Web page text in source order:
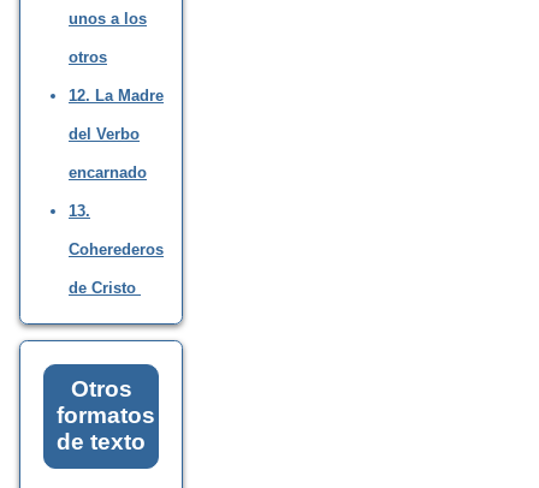
unos a los
otros
12. La Madre
del Verbo
encarnado
13.
Coherederos
de Cristo
Otros
formatos
de texto